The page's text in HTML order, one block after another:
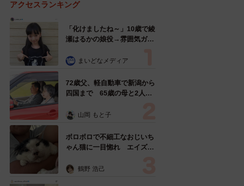
アクセスランキング
「化けましたね～」10歳で綾
瀬はるかの娘役→雰囲気ガラ
雰囲気が」「宝塚に入れそ
まいどなメディア
72歳父、軽自動車で新潟から
四国まで 65歳の母と2人で
憩まで分刻み… 「大学生で
山岡 もと子
ボロボロで不細工なおじいち
ゃん猫に一目惚れ エイズだ
暮らすと「おじ猫」だって可
鶴野 浩己